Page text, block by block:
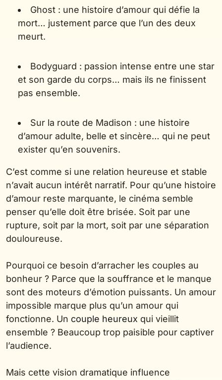
Ghost : une histoire d’amour qui défie la
mort… justement parce que l’un des deux
meurt.
Bodyguard : passion intense entre une star
et son garde du corps… mais ils ne finissent
pas ensemble.
Sur la route de Madison : une histoire
d’amour adulte, belle et sincère… qui ne peut
exister qu’en souvenirs.
C’est comme si une relation heureuse et stable
n’avait aucun intérêt narratif. Pour qu’une histoire
d’amour reste marquante, le cinéma semble
penser qu’elle doit être brisée. Soit par une
rupture, soit par la mort, soit par une séparation
douloureuse.
Pourquoi ce besoin d’arracher les couples au
bonheur ? Parce que la souffrance et le manque
sont des moteurs d’émotion puissants. Un amour
impossible marque plus qu’un amour qui
fonctionne. Un couple heureux qui vieillit
ensemble ? Beaucoup trop paisible pour captiver
l’audience.
Mais cette vision dramatique influence